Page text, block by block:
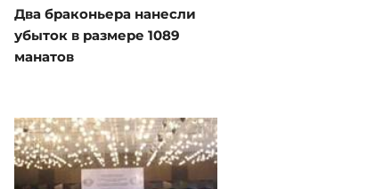
Два браконьера нанесли
убыток в размере 1089
манатов